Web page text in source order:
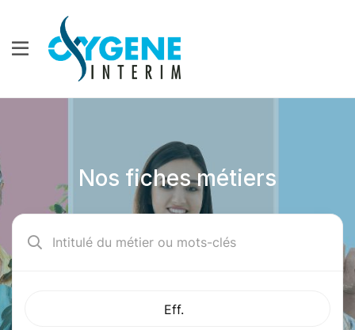
Nos fiches métiers
Eff.